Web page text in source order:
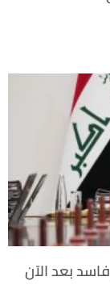
بعد الآن